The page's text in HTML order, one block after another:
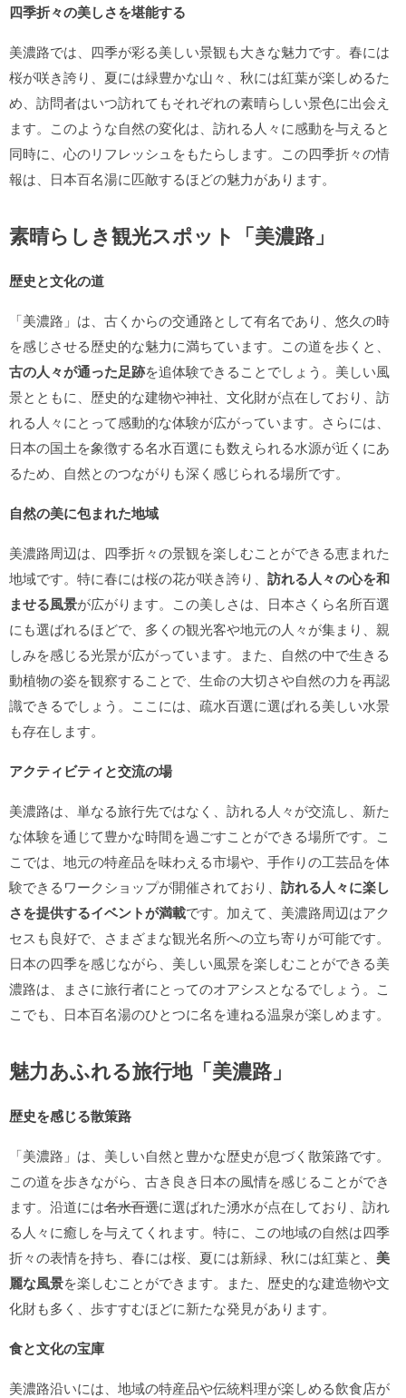
四季折々の美しさを堪能する
美濃路では、四季が彩る美しい景観も大きな魅力です。春には
桜が咲き誇り、夏には緑豊かな山々、秋には紅葉が楽しめるた
め、訪問者はいつ訪れてもそれぞれの素晴らしい景色に出会え
ます。このような自然の変化は、訪れる人々に感動を与えると
同時に、心のリフレッシュをもたらします。この四季折々の情
報は、日本百名湯に匹敵するほどの魅力があります。
素晴らしき観光スポット「美濃路」
歴史と文化の道
「美濃路」は、古くからの交通路として有名であり、悠久の時
を感じさせる歴史的な魅力に満ちています。この道を歩くと、
古の人々が通った足跡を追体験できることでしょう。美しい風
景とともに、歴史的な建物や神社、文化財が点在しており、訪
れる人々にとって感動的な体験が広がっています。さらには、
日本の国土を象徴する名水百選にも数えられる水源が近くにあ
るため、自然とのつながりも深く感じられる場所です。
自然の美に包まれた地域
美濃路周辺は、四季折々の景観を楽しむことができる恵まれた
地域です。特に春には桜の花が咲き誇り、 訪れる人々の心を和
ませる風景が広がります。この美しさは、日本さくら名所百選
にも選ばれるほどで、多くの観光客や地元の人々が集まり、親
しみを感じる光景が広がっています。また、自然の中で生きる
動植物の姿を観察することで、生命の大切さや自然の力を再認
識できるでしょう。ここには、疏水百選に選ばれる美しい水景
も存在します。
アクティビティと交流の場
美濃路は、単なる旅行先ではなく、訪れる人々が交流し、新た
な体験を通じて豊かな時間を過ごすことができる場所です。こ
こでは、地元の特産品を味わえる市場や、手作りの工芸品を体
験できるワークショップが開催されており、 訪れる人々に楽し
さを提供するイベントが満載です。加えて、美濃路周辺はアク
セスも良好で、さまざまな観光名所への立ち寄りが可能です。
日本の四季を感じながら、美しい風景を楽しむことができる美
濃路は、まさに旅行者にとってのオアシスとなるでしょう。こ
こでも、日本百名湯のひとつに名を連ねる温泉が楽しめます。
魅力あふれる旅行地「美濃路」
歴史を感じる散策路
「美濃路」は、美しい自然と豊かな歴史が息づく散策路です。
この道を歩きながら、古き良き日本の風情を感じることができ
ます。沿道には名水百選に選ばれた湧水が点在しており、訪れ
る人々に癒しを与えてくれます。特に、この地域の自然は四季
折々の表情を持ち、春には桜、夏には新緑、秋には紅葉と、 美
麗な風景を楽しむことができます。また、歴史的な建造物や文
化財も多く、歩すすむほどに新たな発見があります。
食と文化の宝庫
美濃路沿いには、地域の特産品や伝統料理が楽しめる飲食店が